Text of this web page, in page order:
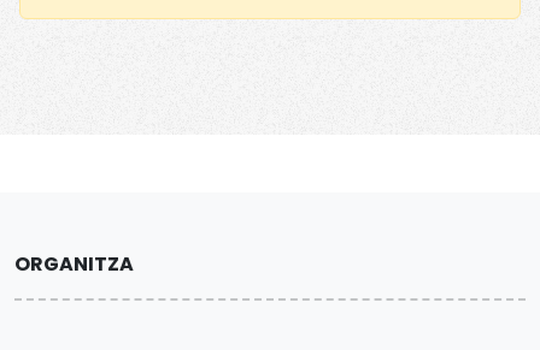
ORGANITZA